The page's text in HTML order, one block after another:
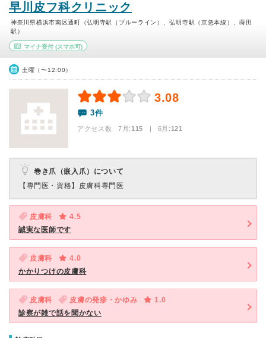
早川皮フ科クリニック
神奈川県横浜市南区通町（弘明寺駅（ブルーライン）、弘明寺駅（京急本線）、蒔田
駅）
マイナ受付 (スマホ可)
土曜（〜12:00）
3.08
3件
アクセス数 7月:115 | 6月:121
巻き爪（嵌入爪）について
【専門医・資格】 皮膚科専門医
皮膚科
4.5
誠実な医師です
皮膚科
4.0
かかりつけの皮膚科
皮膚科 皮膚の発疹・かゆみ
1.0
診察が雑で話を聞かない